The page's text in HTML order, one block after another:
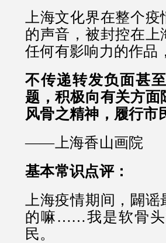
上海文化界在整个
的声音，被封控在
任何有影响力的作品
不传递转发负面甚
题，积极向有关方
风骨之精神，履行市
——上海香山画院
基本常识点评：
上海疫情期间，闢
的嘛……我是软骨头
民。